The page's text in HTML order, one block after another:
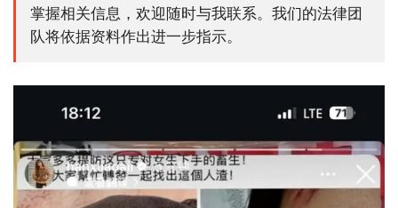
掌握相关信息，欢迎随时与我联系。我们的法律团
队将依据资料作出进一步指示。